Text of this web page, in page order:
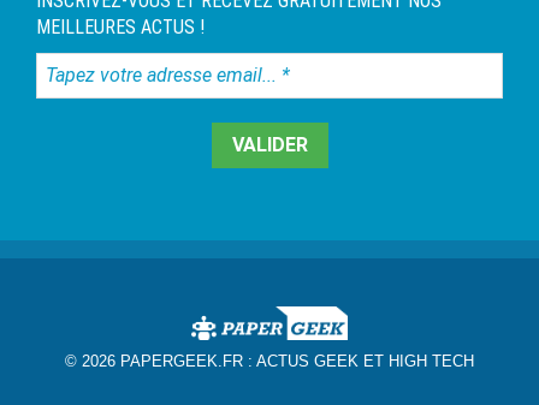
MEILLEURES ACTUS !
Tapez
votre
© 2026 PAPERGEEK.FR : ACTUS GEEK ET HIGH TECH